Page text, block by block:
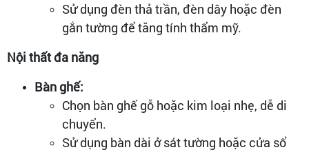
Sử dụng đèn thả trần, đèn dây hoặc đèn
gắn tường để tăng tính thẩm mỹ.
Nội thất đa năng
Bàn ghế:
Chọn bàn ghế gỗ hoặc kim loại nhẹ, dễ di
chuyển.
Sử dụng bàn dài ở sát tường hoặc cửa sổ